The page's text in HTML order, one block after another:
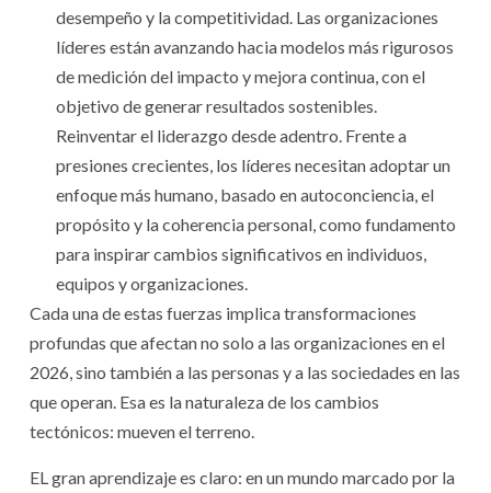
desempeño y la competitividad. Las organizaciones
líderes están avanzando hacia modelos más rigurosos
de medición del impacto y mejora continua, con el
objetivo de generar resultados sostenibles.
Reinventar el liderazgo desde adentro. Frente a
presiones crecientes, los líderes necesitan adoptar un
enfoque más humano, basado en autoconciencia, el
propósito y la coherencia personal, como fundamento
para inspirar cambios significativos en individuos,
equipos y organizaciones.
Cada una de estas fuerzas implica transformaciones
profundas que afectan no solo a las organizaciones en el
2026, sino también a las personas y a las sociedades en las
que operan. Esa es la naturaleza de los cambios
tectónicos: mueven el terreno.
EL gran aprendizaje es claro: en un mundo marcado por la